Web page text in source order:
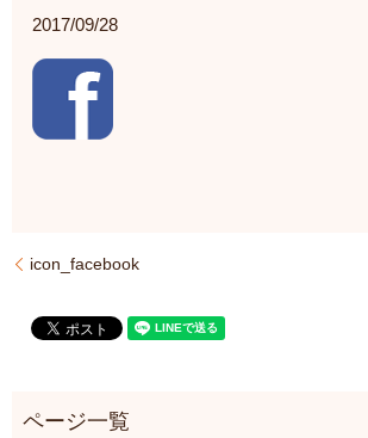
2017/09/28
icon_facebook